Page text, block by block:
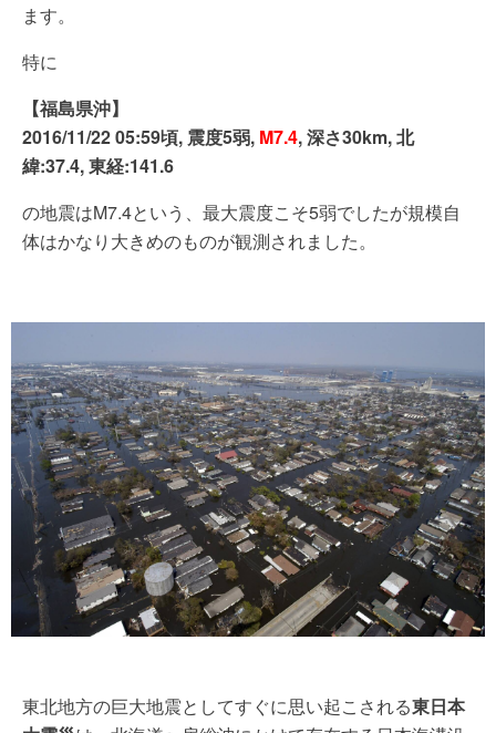
ます。
特に
【福島県沖】
2016/11/22 05:59頃, 震度5弱, M7.4, 深さ30km, 北
緯:37.4, 東経:141.6
の地震はM7.4という、最大震度こそ5弱でしたが規模自
体はかなり大きめのものが観測されました。
東北地方の巨大地震としてすぐに思い起こされる東日本